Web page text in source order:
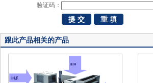
验证码：
跟此产品相关的产品